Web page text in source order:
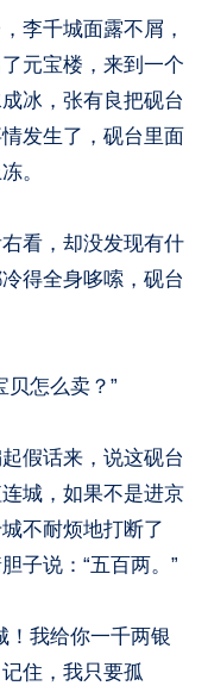
千城面露不屑，
元宝楼，来到一个
冰，张有良把砚台
发生了，砚台里面
。
看，却没发现有什
得全身哆嗦，砚台
怎么卖？”
假话来，说这砚台
城，如果不是进京
不耐烦地打断了
子说：“五百两。”
我给你一千两银
住，我只要孤